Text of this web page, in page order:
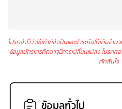
โปรดจำไว้ว่าใช้เท่าที่จำเป็นและชำระคืนได้เต็มจำ
ข้อมูลบัตรเครดิตอาจมีการเปลี่ยนแปลง โปรด
ตัดสินใจ